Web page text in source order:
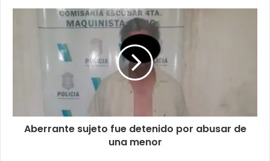
Aberrante sujeto fue detenido por abusar de
una menor